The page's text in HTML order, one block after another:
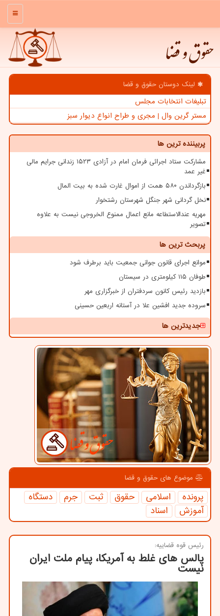
منو
حقوق و قضا
لینک دوستان حقوق و قضا
تبلیغات انتخابات مجلس
مستر گرین وال | مجری و طراح انواع دیوار سبز
پربیننده ترین ها
مشارکت ستاد اجرائی فرمان امام در آزادی ۱۵۲۳ زندانی جرایم مالی
غیر عمد
بازگرداندن ۵۸۰ همت از اموال غارت شده به بیت المال
نخل گردانی شهر جنگل شهرستان رشتخوار
مهریه عندالاستطاعه مانع اعمال ممنوع الخروجی نیست به علاوه
تصویر
پربحث ترین ها
موانع اجرای قانون جوانی جمعیت باید برطرف شود
طوفان ۱۱۵ کیلومتری در سیستان
بازدید رئیس کانون سردفتران از خبرگزاری مهر
سروده جدید افشین علا در آستانه اربعین حسینی
جدیدترین ها
موضوع های حقوق و قضا
پرونده اسلامی حقوق ثبت جرم
دستگاه
آموزش
اسناد
رئیس قوه قضاییه:
پالس های غلط به آمریكا، پیام ملت ایران
نیست